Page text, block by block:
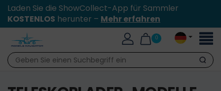
Laden Sie die ShowCollect-App für Sammler
KOSTENLOS herunter – Mehr erfahren
0
Suche